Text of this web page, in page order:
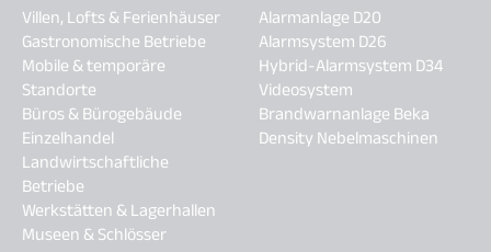
Villen, Lofts & Ferienhäuser
Gastronomische Betriebe
Mobile & temporäre
Standorte
Büros & Bürogebäude
Einzelhandel
Landwirtschaftliche
Betriebe
Werkstätten & Lagerhallen
Museen & Schlösser
Alarmanlage D20
Alarmsystem D26
Hybrid-Alarmsystem D34
Videosystem
Brandwarnanlage Beka
Density Nebelmaschinen